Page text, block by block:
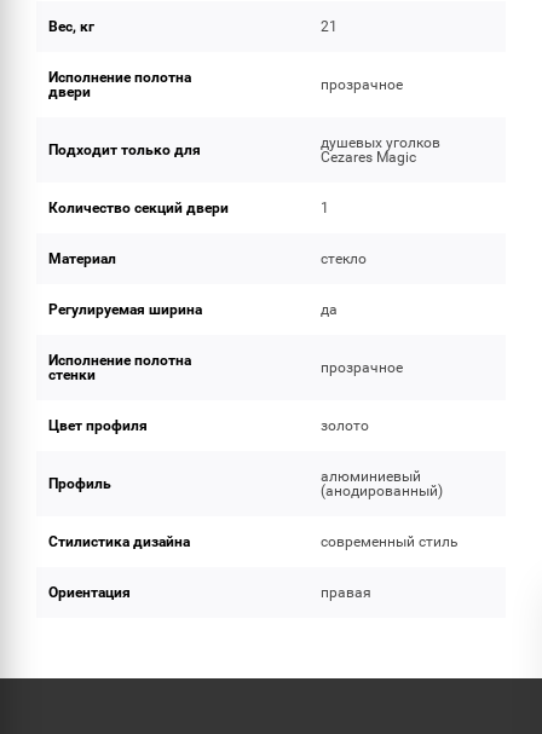
Вес, кг 21
Исполнение полотна
двери
прозрачное
Подходит только для
душевых уголков
Cezares Magic
Количество секций двери 1
Материал стекло
Регулируемая ширина да
Исполнение полотна
стенки
прозрачное
Цвет профиля золото
Профиль
алюминиевый
(анодированный)
Стилистика дизайна современный стиль
Ориентация правая